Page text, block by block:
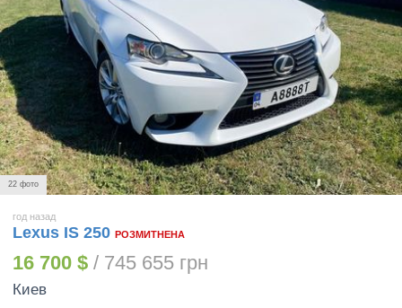
22 фото
год назад
Lexus IS 250 РОЗМИТНЕНА
16 700 $ / 745 655 грн
Киев